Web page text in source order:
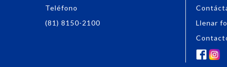
Teléfono
(81) 8150-2100
Llenar